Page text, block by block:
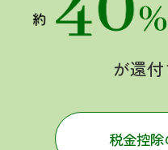
が還付
税金控